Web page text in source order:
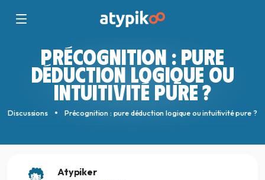
PRÉCOGNITION : PURE
DÉDUCTION LOGIQUE OU
INTUITIVITÉ PURE ?
Discussions Précognition : pure déduction logique ou intuitivité pure ?
Atypiker